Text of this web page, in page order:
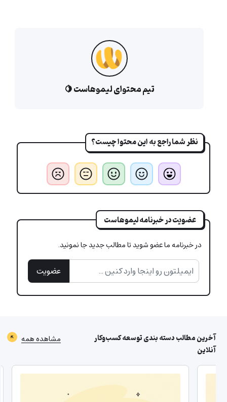
تیم محتوای لیموهاست 🍋
نظر شما راجع به این محتوا چیست؟
عضویت در خبرنامه لیموهاست
در خبرنامه ما عضو شوید تا مطالب جدید جا نمونید.
عضویت
آخرین مطالب دسته بندیتوسعه کسب‌وکار
آنلاین
مشاهده همه